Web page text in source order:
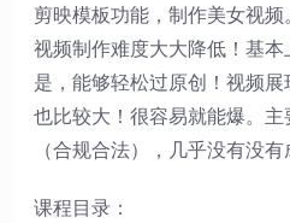
剪映模板功能，制作美女视
视频制作难度大大降低！基
是，能够轻松过原创！视频
也比较大！很容易就能爆。
（合规合法），几乎没有没
课程目录：